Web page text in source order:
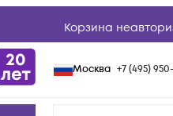
Корзина
Москва +7 (495) 950-